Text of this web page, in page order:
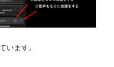
います。